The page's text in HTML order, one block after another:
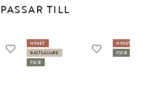
PASSAR TILL
NYHET
BÄSTSÄLJARE
FSC®
NYHET
FSC®